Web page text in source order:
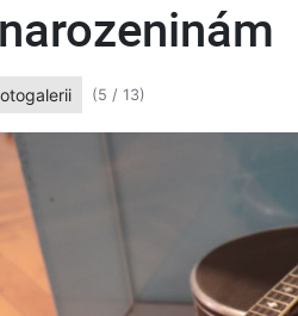
(5 / 13)